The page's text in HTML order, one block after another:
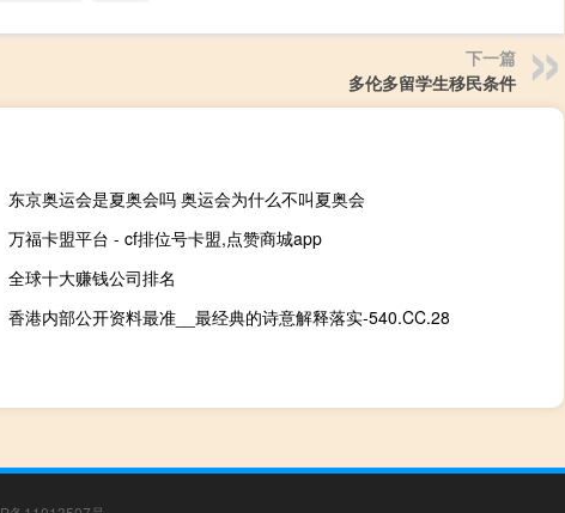
下一篇
多伦多留学生移民条件
东京奥运会是夏奥会吗 奥运会为什么不叫夏奥会
万福卡盟平台 - cf排位号卡盟,点赞商城app
全球十大赚钱公司排名
香港内部公开资料最准__最经典的诗意解释落实-540.CC.28